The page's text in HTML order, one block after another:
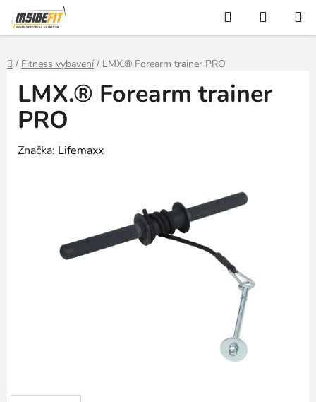
Přejít
na
obsah
Hledat
KOŠÍK
Domů
/ Fitness vybavení / LMX.® Forearm trainer PRO
LMX.® Forearm trainer
PRO
Značka: Lifemaxx